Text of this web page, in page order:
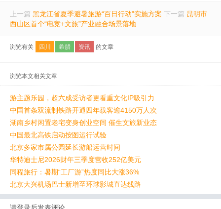
上一篇 黑龙江省夏季避暑旅游“百日行动”实施方案 下一篇 昆明市
西山区首个“电竞+文旅”产业融合场景落地
浏览有关 四川 希腊 资讯 的文章
浏览本文相关文章
游主题乐园，超六成受访者更看重文化IP吸引力
中国首条双流制铁路开通四年载客逾4150万人次
湖南乡村闲置老宅变身创业空间 催生文旅新业态
中国最北高铁启动按图运行试验
北京多家市属公园延长游船运营时间
华特迪士尼2026财年三季度营收252亿美元
同程旅行：暑期“工厂游”热度同比大涨36%
北京大兴机场巴士新增至环球影城直达线路